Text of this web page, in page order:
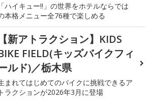
「ハイキュー!!」の世界をホテルならでは
本格メニュー全76種で楽しめる
【新アトラクション】KIDS
FIELD(キッズバイクフィ
ルド)／栃木県
まれてはじめてのバイクに挑戦できるア
トラクションが2026年3月に登場